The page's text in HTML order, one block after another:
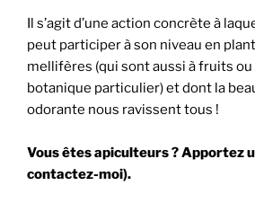
Il s’agit d’une action concrète à
peut participer à son niveau en
mellifères (qui sont aussi à fruits
botanique particulier) et dont la
odorante nous ravissent tous !
Vous êtes apiculteurs ? Apportez
contactez-moi).